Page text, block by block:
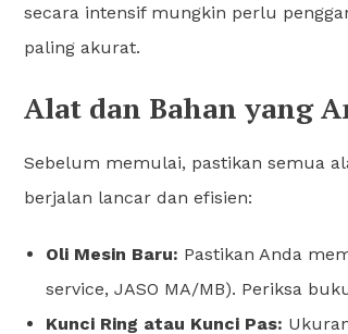
secara intensif mungkin perlu
paling akurat.
Alat dan Bahan yang
Sebelum memulai, pastikan semua
berjalan lancar dan efisien:
Oli Mesin Baru: Pastikan Anda
service, JASO MA/MB). Periksa
Kunci Ring atau Kunci Pas: